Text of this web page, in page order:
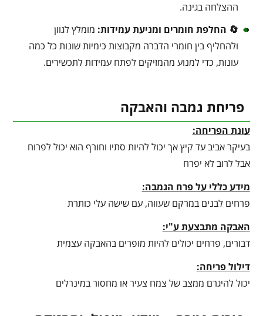
ההצלחה בגינה.
🔄 החלפת חומרים ומניעת עמידות: מומלץ לגוון
ולהחליף בין חומרי הדברה מקבוצות כימיות שונות כל כמה
עונות, כדי למנוע מהמזיקים לפתח עמידות לתכשירים.
פריחת גמבה והאבקה
עונת הפריחה:
בעיקר אביב עד קיץ אך יכול להיות סתיו וחורף הוא יכול לפרוח
אבל לרוב לא יפרח
מידע כללי על פרח הגמבה:
פרחים לבנים במרקם שעווה, עם שישה עלי כותרת
האבקה מתבצעת ע"י:
דבורים, פרחים יכולים להיות מופרים בהאבקה עצמית
דילול פריחה:
יכול להיגרם ממצב של צמח צעיר או מחסור במינרלים